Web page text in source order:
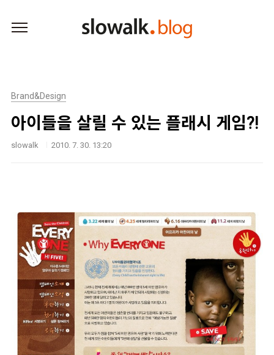
Brand&Design
아이들을 살릴 수 있는 플래시 게임?!
slowalk 2010. 7. 30. 13:20